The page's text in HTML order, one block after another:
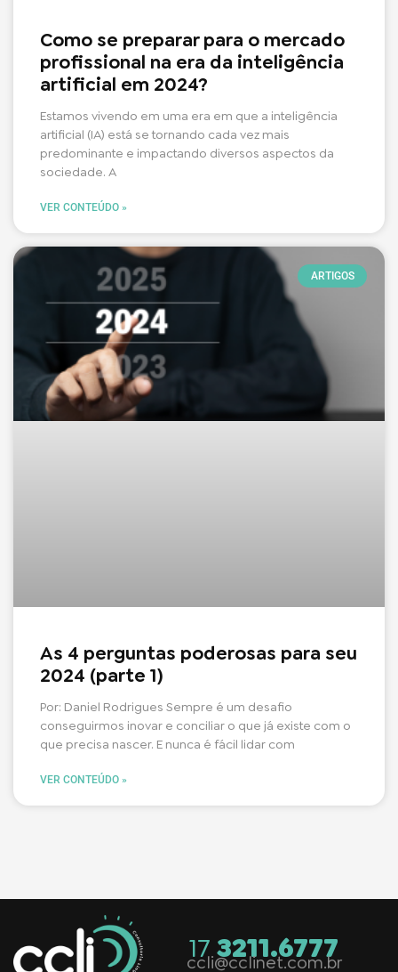
Como se preparar para o mercado
profissional na era da inteligência
artificial em 2024?
Estamos vivendo em uma era em que a inteligência
artificial (IA) está se tornando cada vez mais
predominante e impactando diversos aspectos da
sociedade. A
VER CONTEÚDO »
ARTIGOS
As 4 perguntas poderosas para seu
2024 (parte 1)
Por: Daniel Rodrigues Sempre é um desafio
conseguirmos inovar e conciliar o que já existe com o
que precisa nascer. E nunca é fácil lidar com
VER CONTEÚDO »
173211.6777
ccli@cclinet.com.br